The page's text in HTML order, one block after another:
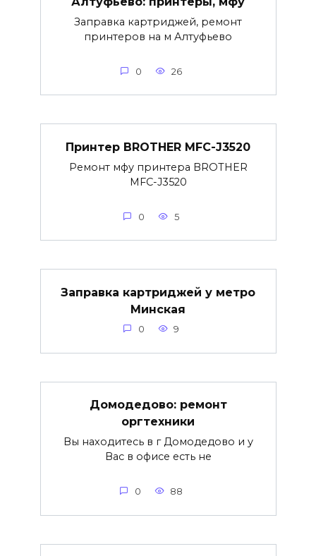
Заправка картриджей, ремонт
принтеров на м Алтуфьево
0 26
Принтер BROTHER MFC-J3520
Ремонт мфу принтера BROTHER
MFC-J3520
0 5
Заправка картриджей у метро
Минская
0 9
Домодедово: ремонт
оргтехники
Вы находитесь в г Домодедово и у
Вас в офисе есть не
0 88